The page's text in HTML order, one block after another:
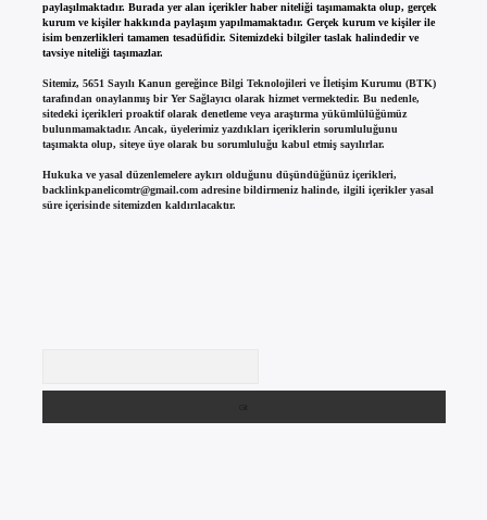
paylaşılmaktadır. Burada yer alan içerikler haber niteliği taşımamakta olup, gerçek
kurum ve kişiler hakkında paylaşım yapılmamaktadır. Gerçek kurum ve kişiler ile
isim benzerlikleri tamamen tesadüfidir. Sitemizdeki bilgiler taslak halindedir ve
tavsiye niteliği taşımazlar.
Sitemiz, 5651 Sayılı Kanun gereğince Bilgi Teknolojileri ve İletişim Kurumu (BTK)
tarafından onaylanmış bir Yer Sağlayıcı olarak hizmet vermektedir. Bu nedenle,
sitedeki içerikleri proaktif olarak denetleme veya araştırma yükümlülüğümüz
bulunmamaktadır. Ancak, üyelerimiz yazdıkları içeriklerin sorumluluğunu
taşımakta olup, siteye üye olarak bu sorumluluğu kabul etmiş sayılırlar.
Hukuka ve yasal düzenlemelere aykırı olduğunu düşündüğünüz içerikleri,
backlinkpanelicomtr@gmail.comadresine bildirmeniz halinde, ilgili içerikler yasal
süre içerisinde sitemizden kaldırılacaktır.